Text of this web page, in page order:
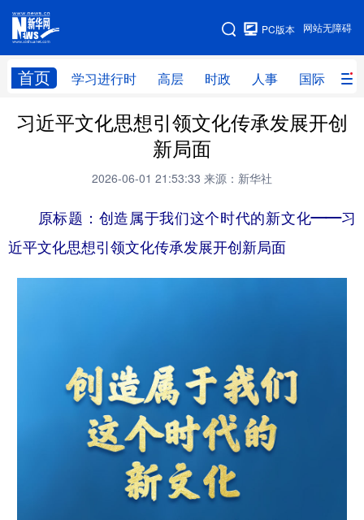
网站无障碍
PC版本
首页 学习进行时 高层 时政 人事 国际 财
网站地图
学习进行时 高层 时政 人事
科技 科创 量子 体育
文化 书画 健康
学术中国 乡村振兴 银龄 溯源中国
旅游 能源
娱乐 时尚
一带一路 亚太网
习近平文化思想引领文化传承发展开创
新局面
2026-06-01 21:53:33 来源：新华社
原标题：创造属于我们这个时代的新文化——习
近平文化思想引领文化传承发展开创新局面